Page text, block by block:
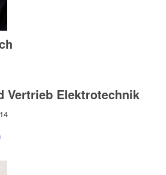
Vertrieb Elektrotechnik